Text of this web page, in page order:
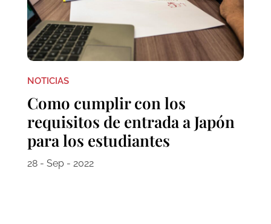
NOTICIAS
Como cumplir con los
requisitos de entrada a Japón
para los estudiantes
28 - Sep - 2022